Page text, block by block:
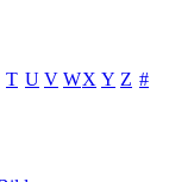
T U V WX Y Z #